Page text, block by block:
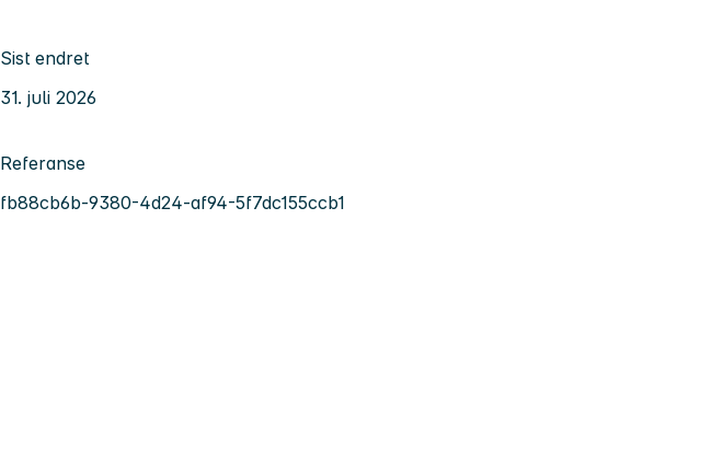
Sist endret
31. juli 2026
Referanse
fb88cb6b-9380-4d24-af94-5f7dc155ccb1